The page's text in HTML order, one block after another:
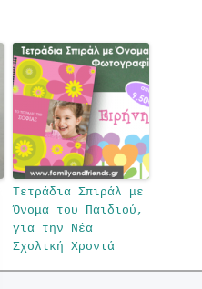
Τετράδια Σπιράλ με
Όνομα του Παιδιού,
για την Νέα
Σχολική Χρονιά